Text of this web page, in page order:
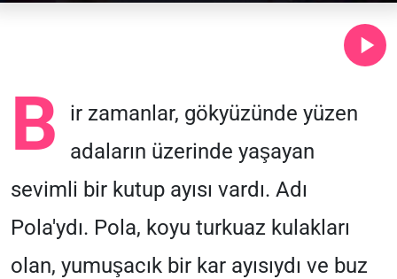
B
ir zamanlar, gökyüzünde yüzen
adaların üzerinde yaşayan
sevimli bir kutup ayısı vardı. Adı
Pola'ydı. Pola, koyu turkuaz kulakları
olan, yumuşacık bir kar ayısıydı ve buz